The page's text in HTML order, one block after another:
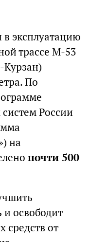
эксплуатацию
трассе М-53
Курзан)
По
России
на
почти 500
освободит
средств от